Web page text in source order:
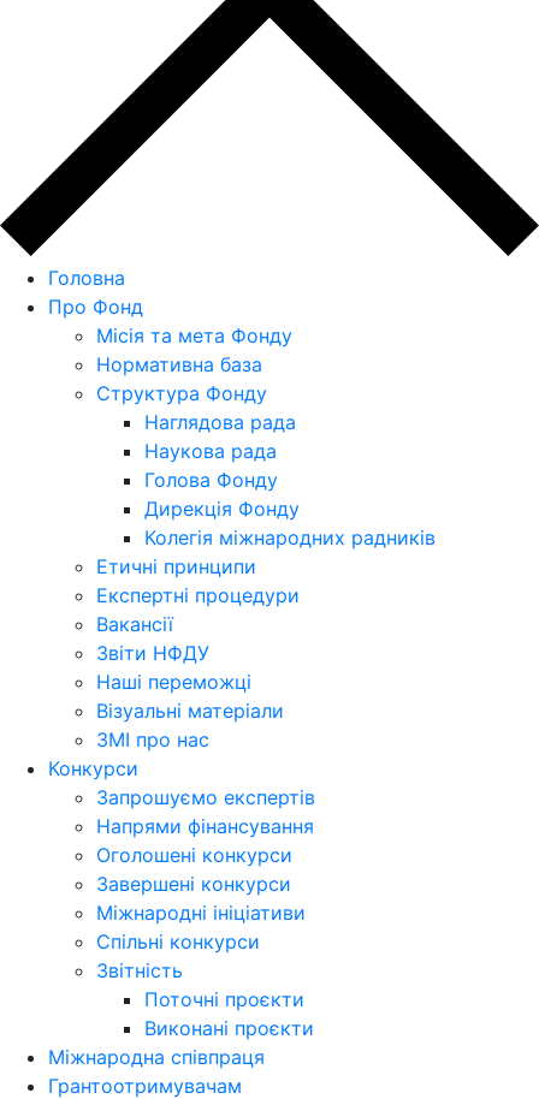
Головна
Про Фонд
Місія та мета Фонду
Нормативна база
Структура Фонду
Наглядова рада
Наукова рада
Голова Фонду
Дирекція Фонду
Колегія міжнародних радників
Етичні принципи
Експертні процедури
Вакансії
Звіти НФДУ
Наші переможці
Візуальні матеріали
ЗМІ про нас
Конкурси
Запрошуємо експертів
Напрями фінансування
Оголошені конкурси
Завершені конкурси
Міжнародні ініціативи
Спільні конкурси
Звітність
Поточні проєкти
Виконані проєкти
Міжнародна співпраця
Грантоотримувачам